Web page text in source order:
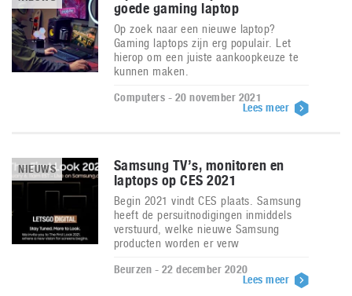
goede gaming laptop
Op zoek naar een nieuwe laptop?
Gaming laptops zijn erg populair. Let
hierop om een juiste aankoopkeuze te
kunnen maken.
Computers - 20 november 2021
Lees meer
NIEUWS
Samsung TV’s, monitoren en
laptops op CES 2021
Begin 2021 vindt CES plaats. Samsung
heeft de persuitnodigingen inmiddels
verstuurd, welke nieuwe Samsung
producten worden er verw
Beurzen - 22 december 2020
Lees meer